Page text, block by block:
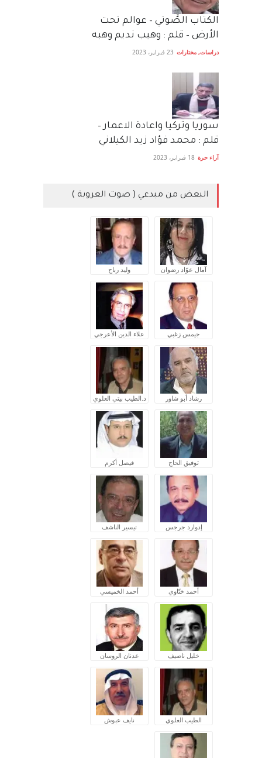
الكتاب الصَّوتي – عوالم تحت
الأرض – قلم : وهيب نديم وهبه
دراسات, مختارات 23 فبراير، 2023
سوريا وتركيا واعادة الاعمار –
قلم : محمد فؤاد زيد الكيلاني
آراء حرة 18 فبراير، 2023
البعض من مبدعي ( صوت العروبة )
آمال عوّاد رضوان وليد رباح
جيمس زغبي علاء الدين الأعرجي
رشاد أبو شاور د.الطيب بيتي العلوي
توفيق الحاج فيصل أكرم
إدوارد جرجس تيسير الناشف
أحمد ختّاوي أحمد الخميسي
خليل ناصيف عدنان الروسان
الطيب العلوي نايف عبوش